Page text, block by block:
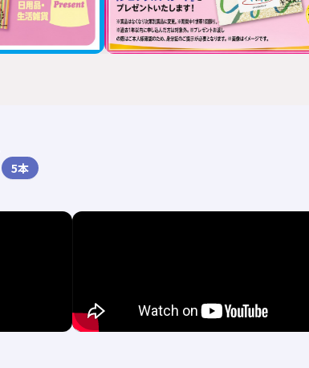
5本